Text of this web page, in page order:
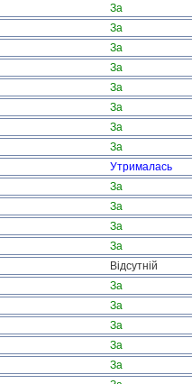
За
За
За
За
За
За
За
За
Утрималась
За
За
За
За
Відсутній
За
За
За
За
За